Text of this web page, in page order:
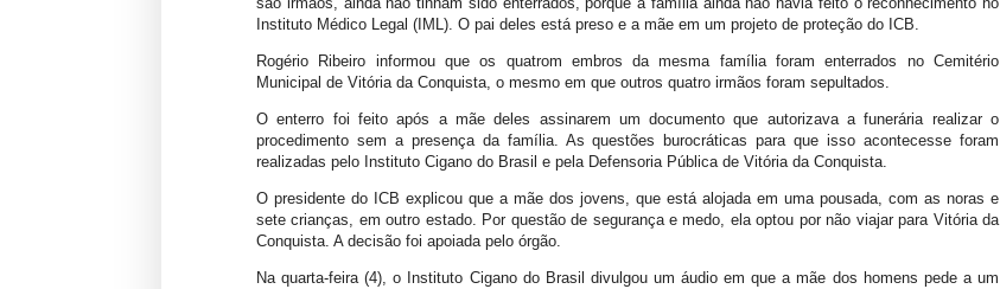
Instituto Médico Legal (IML). O pai deles está preso e a mãe em um projeto de proteção do ICB.
Rogério Ribeiro informou que os quatrom embros da mesma família foram enterrados no Cemitério
Municipal de Vitória da Conquista, o mesmo em que outros quatro irmãos foram sepultados.
O enterro foi feito após a mãe deles assinarem um documento que autorizava a funerária realizar o
procedimento sem a presença da família. As questões burocráticas para que isso acontecesse foram
realizadas pelo Instituto Cigano do Brasil e pela Defensoria Pública de Vitória da Conquista.
O presidente do ICB explicou que a mãe dos jovens, que está alojada em uma pousada, com as noras e
sete crianças, em outro estado. Por questão de segurança e medo, ela optou por não viajar para Vitória da
Conquista. A decisão foi apoiada pelo órgão.
Na quarta-feira (4), o Instituto Cigano do Brasil divulgou um áudio em que a mãe dos homens pede a um